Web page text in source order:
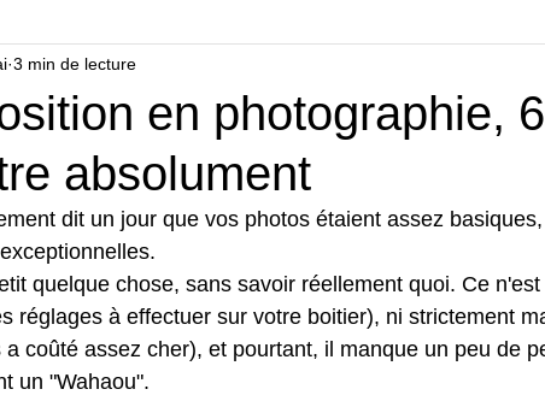
en photographie,
absolument
3 min de lecture
dit un jour que vos photos étaient assez
quelque chose, sans savoir réellement quoi. Ce
réglages à effectuer sur votre boitier), ni strictement
coûté assez cher), et pourtant, il manque un peu de
un "Wahaou".